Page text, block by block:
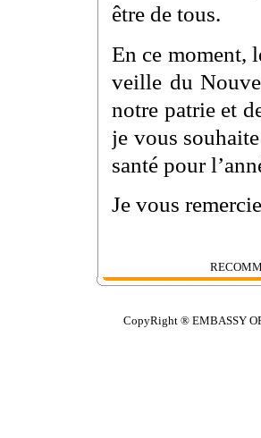
être de tous.
En ce moment,
veille du
notre patrie et
je vous
santé pour
Je vous
CopyRight ® EMBASSY